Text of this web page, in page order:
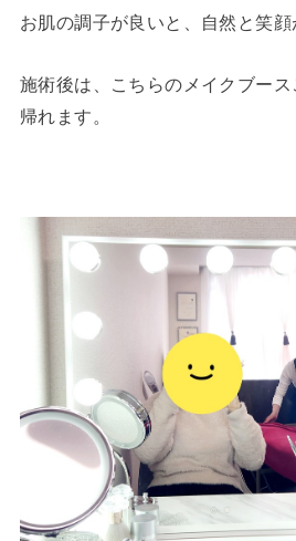
お肌の調子が良いと、自然と笑
施術後は、こちらのメイクブー
帰れます。